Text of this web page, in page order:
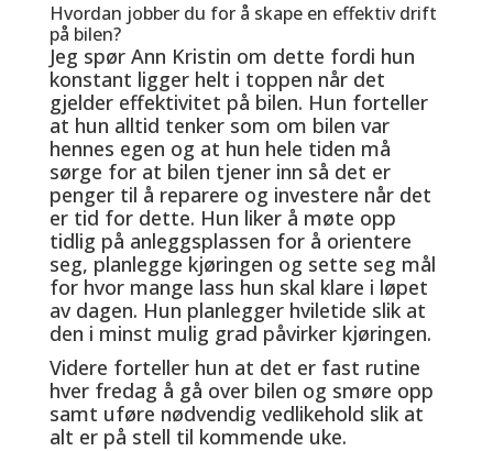
Hvordan jobber du for å skape en effektiv drift
på bilen?
Jeg spør Ann Kristin om dette fordi hun
konstant ligger helt i toppen når det
gjelder effektivitet på bilen. Hun forteller
at hun alltid tenker som om bilen var
hennes egen og at hun hele tiden må
sørge for at bilen tjener inn så det er
penger til å reparere og investere når det
er tid for dette. Hun liker å møte opp
tidlig på anleggsplassen for å orientere
seg, planlegge kjøringen og sette seg mål
for hvor mange lass hun skal klare i løpet
av dagen. Hun planlegger hviletide slik at
den i minst mulig grad påvirker kjøringen.
Videre forteller hun at det er fast rutine
hver fredag å gå over bilen og smøre opp
samt uføre nødvendig vedlikehold slik at
alt er på stell til kommende uke.